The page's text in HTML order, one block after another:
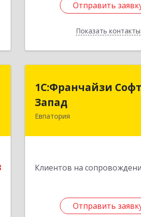
Отправить
Показать контакты
Отправить
Назад
1С:Франчайзи
Запад
Евпатория
Клиентов на
Отправить
1С:Франчайзи
297407, Крым Респ,
Отправить